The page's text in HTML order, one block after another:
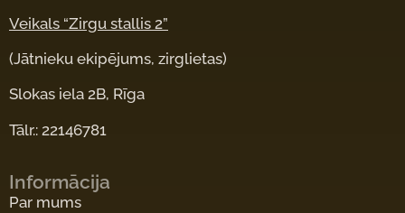
Veikals “Zirgu stallis 2”
(Jātnieku ekipējums, zirglietas)
Slokas iela 2B, Rīga
Tālr.: 22146781
Informācija
Par mums